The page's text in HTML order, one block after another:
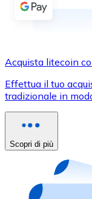
Bonifico SEPA
Usa le carte
Acquista con
Acquista gift
Acquista litecoin
Effettua il tuo
tradizionale in
Scopri di più